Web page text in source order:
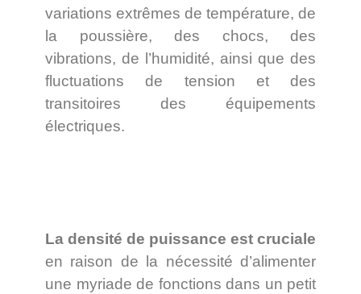
variations extrêmes de température, de
la poussière, des chocs, des
vibrations, de l’humidité, ainsi que des
fluctuations de tension et des
transitoires des équipements
électriques.
La densité de puissance est cruciale
en raison de la nécessité d’alimenter
une myriade de fonctions dans un petit